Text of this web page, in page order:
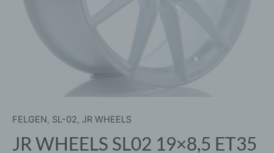
FELGEN, SL-02, JR WHEELS
JR WHEELS SL02 19×8,5 ET35